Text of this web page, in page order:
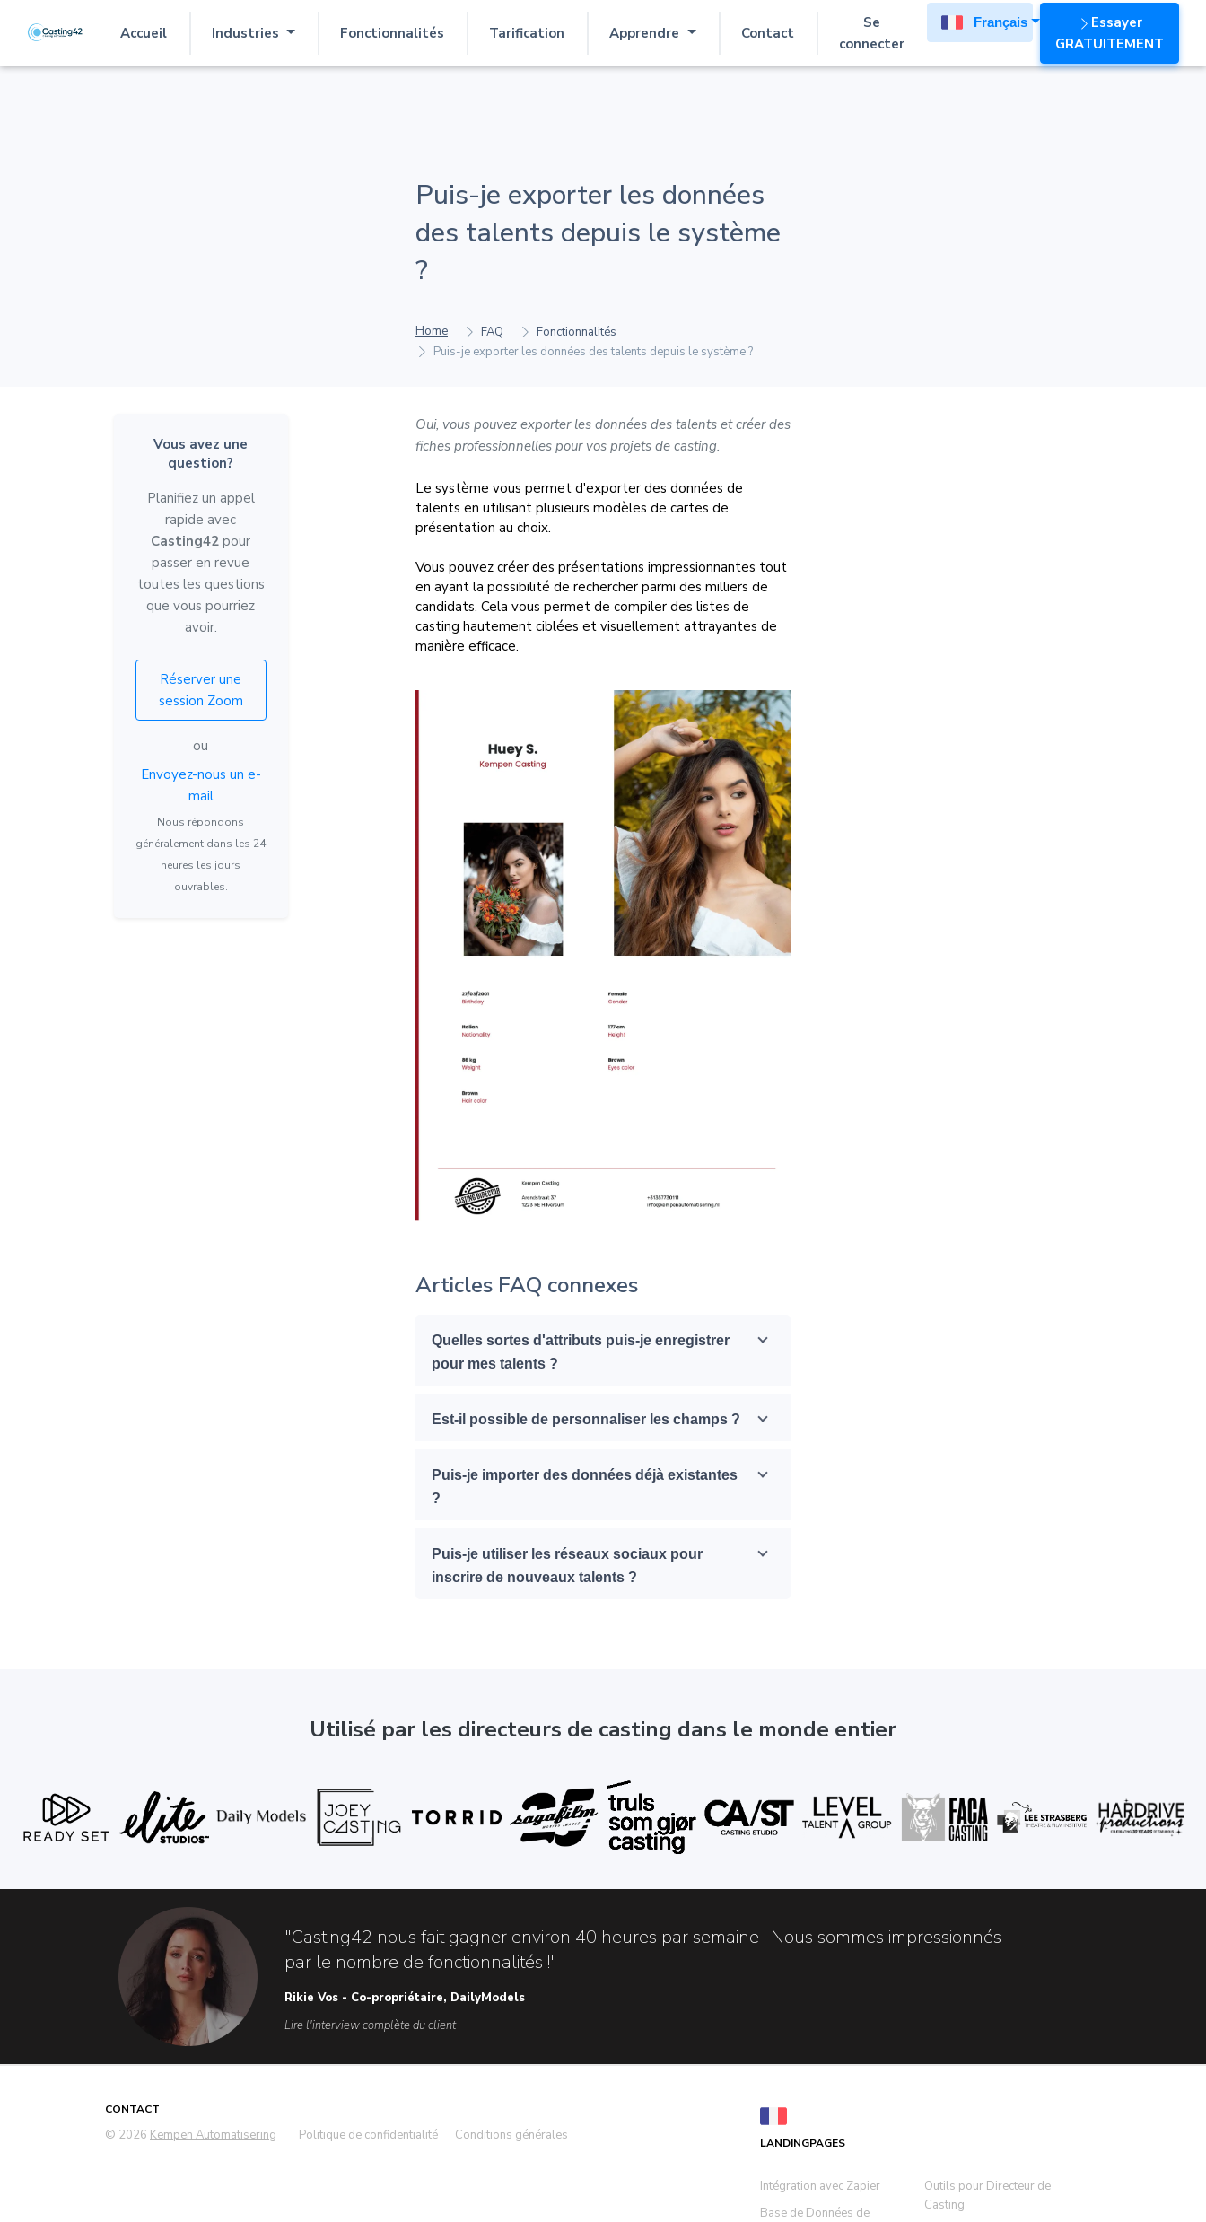
Accueil
(actuel)
Industries Fonctionnalités Tarification Apprendre Contact
Se
connecter
Français
Essayer
GRATUITEMENT
Puis-je exporter les données
des talents depuis le système
?
Home FAQ
Fonctionnalités
Puis-je exporter les données des talents depuis le système ?
Vous avez une
question?
Planifiez un appel
rapide avec
Casting42 pour
passer en revue
toutes les questions
que vous pourriez
avoir.
Réserver une
session Zoom
ou
Envoyez-nous un e-
mail
Nous répondons
généralement dans les 24
heures les jours
ouvrables.
Oui, vous pouvez exporter les données des talents et créer des
fiches professionnelles pour vos projets de casting.
Le système vous permet d'exporter des données de
talents en utilisant plusieurs modèles de cartes de
présentation au choix.
Vous pouvez créer des présentations impressionnantes tout
en ayant la possibilité de rechercher parmi des milliers de
candidats. Cela vous permet de compiler des listes de
casting hautement ciblées et visuellement attrayantes de
manière efficace.
Articles FAQ connexes
Quelles sortes d'attributs puis-je enregistrer
pour mes talents ?
Est-il possible de personnaliser les champs ?
Puis-je importer des données déjà existantes
?
Puis-je utiliser les réseaux sociaux pour
inscrire de nouveaux talents ?
Utilisé par les directeurs de casting dans le monde entier
"Casting42 nous fait gagner environ 40 heures par semaine ! Nous sommes impressionnés
par le nombre de fonctionnalités !"
Rikie Vos - Co-propriétaire, DailyModels
Lire l'interview complète du client
CONTACT
© 2026 Kempen Automatisering Politique de confidentialité Conditions générales LANDINGPAGES
Intégration avec Zapier
Base de Données de
Outils pour Directeur de
Casting